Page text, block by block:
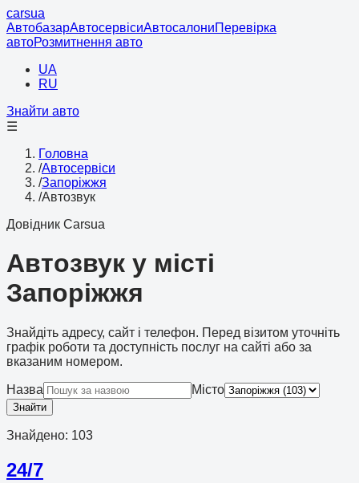
carsua
АвтобазарАвтосервісиАвтосалониПеревірка
автоРозмитнення авто
UA
RU
Знайти авто
☰
Головна
/Автосервіси
/Запоріжжя
/Автозвук
Довідник Carsua
Автозвук у місті
Запоріжжя
Знайдіть адресу, сайт і телефон. Перед візитом уточніть
графік роботи та доступність послуг на сайті або за
вказаним номером.
Назва Місто
Знайти
Знайдено: 103
24/7